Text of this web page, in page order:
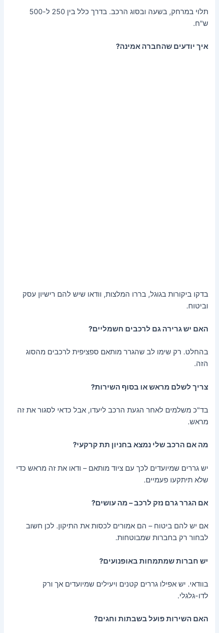
תלוי במרחק, בשעה ובסוג הרכב. בדרך כלל בין 250 ל-500
ש"ח.
איך יודעים שהחברה אמינה?
בדקו ביקורות בגוגל, בררו המלצות, וודאו שיש להם רישיון עסק
וביטוח.
האם יש גרירה גם לרכבים חשמליים?
בהחלט. רק שימו לב שהגרר מותאם ספציפית לרכבים מהסוג
הזה.
צריך לשלם מראש או בסוף השירות?
בד"כ משלמים לאחר הגעת הרכב ליעדו, אבל כדאי לסגור את זה
מראש.
מה אם הרכב שלי נמצא בחניון תת קרקעי?
יש גררים שמיועדים לכך עם ציוד מותאם – ודאו את זה מראש כדי
שלא תיתקעו פעמיים.
אם הגרר גרם נזק לרכב – מה עושים?
אם יש להם ביטוח – הם אמורים לכסות את התיקון. לכן חשוב
לבחור רק בחברות שמבוטחות.
יש חברות שמתמחות באופנועים?
בוודאי. יש אפילו גררים קטנים ויעילים שמיועדים אך ורק
לדו-גלגלי.
האם השירות פועל בשבתות וחגים?